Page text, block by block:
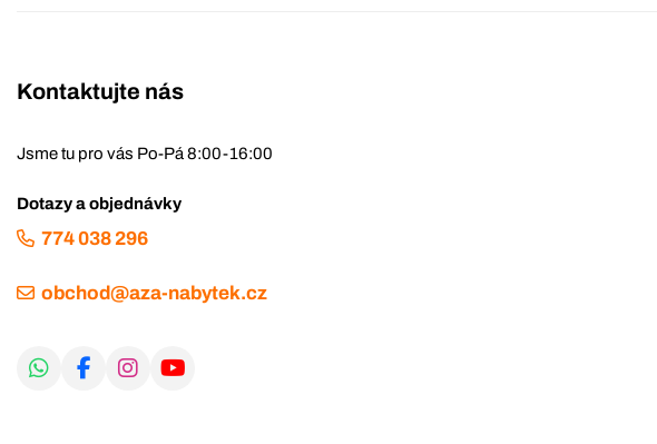
Kontaktujte nás
Jsme tu pro vás Po-Pá 8:00-16:00
Dotazy a objednávky
774 038 296
obchod@aza-nabytek.cz